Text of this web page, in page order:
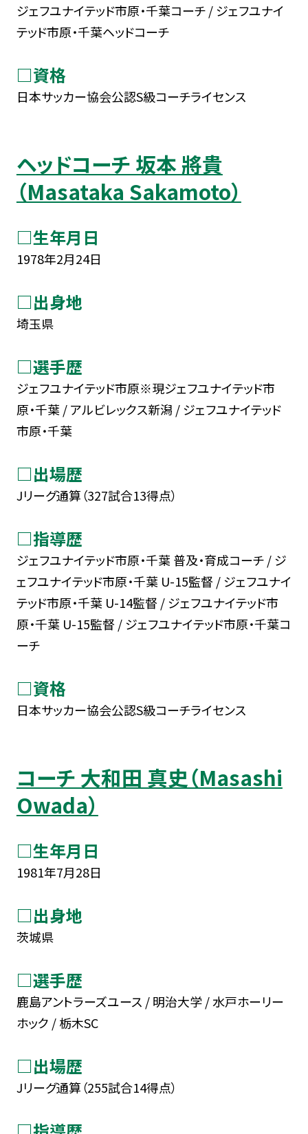
ジェフユナイテッド市原・千葉コーチ / ジェフユナイ
テッド市原・千葉ヘッドコーチ
□資格
日本サッカー協会公認S級コーチライセンス
ヘッドコーチ 坂本 將貴
（Masataka Sakamoto）
□生年月日
1978年2月24日
□出身地
埼玉県
□選手歴
ジェフユナイテッド市原※現ジェフユナイテッド市
原・千葉 / アルビレックス新潟 / ジェフユナイテッド
市原・千葉
□出場歴
Jリーグ通算（327試合13得点）
□指導歴
ジェフユナイテッド市原・千葉 普及・育成コーチ / ジ
ェフユナイテッド市原・千葉 U-15監督 / ジェフユナイ
テッド市原・千葉 U-14監督 / ジェフユナイテッド市
原・千葉 U-15監督 / ジェフユナイテッド市原・千葉コ
ーチ
□資格
日本サッカー協会公認S級コーチライセンス
コーチ 大和田 真史（Masashi
Owada）
□生年月日
1981年7月28日
□出身地
茨城県
□選手歴
鹿島アントラーズユース / 明治大学 / 水戸ホーリー
ホック / 栃木SC
□出場歴
Jリーグ通算（255試合14得点）